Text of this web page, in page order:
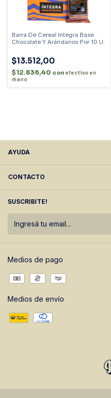
Barra De Cereal Integra Base
Chocolate Y Arándanos Por 10 U.
$13.512,00
$12.836,40 con efectivo en
mano
AYUDA
CONTACTO
SUSCRIBITE!
Medios de pago
Medios de envío